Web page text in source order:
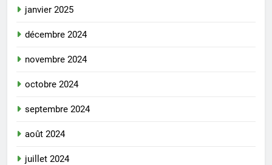
janvier 2025
décembre 2024
novembre 2024
octobre 2024
septembre 2024
août 2024
juillet 2024